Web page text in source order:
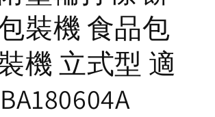
裝機 食品包
機 立式型 適